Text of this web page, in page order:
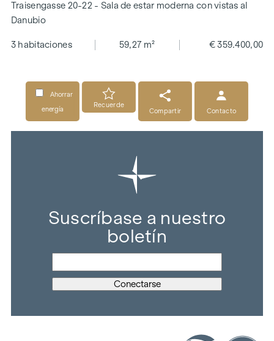
Traisengasse 20-22 - Sala de estar moderna con vistas al
Danubio
3 habitaciones 59,27 m² € 359.400,00
Ahorrar
energía
Recuerde
Compartir
Contacto
Suscríbase a nuestro
boletín